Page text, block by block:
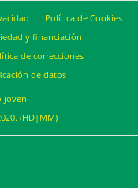
Política de Cookies
y financiación
de correcciones
de datos
joven
(HD|MM)